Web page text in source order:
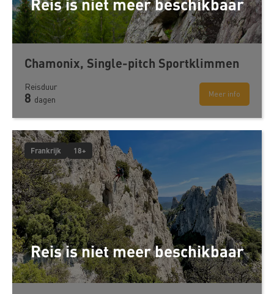
Chamonix, Single-pitch Sportklimmen
Meer info
Reisduur
8 dagen
Reis is niet meer beschikbaar
Frankrijk 18+